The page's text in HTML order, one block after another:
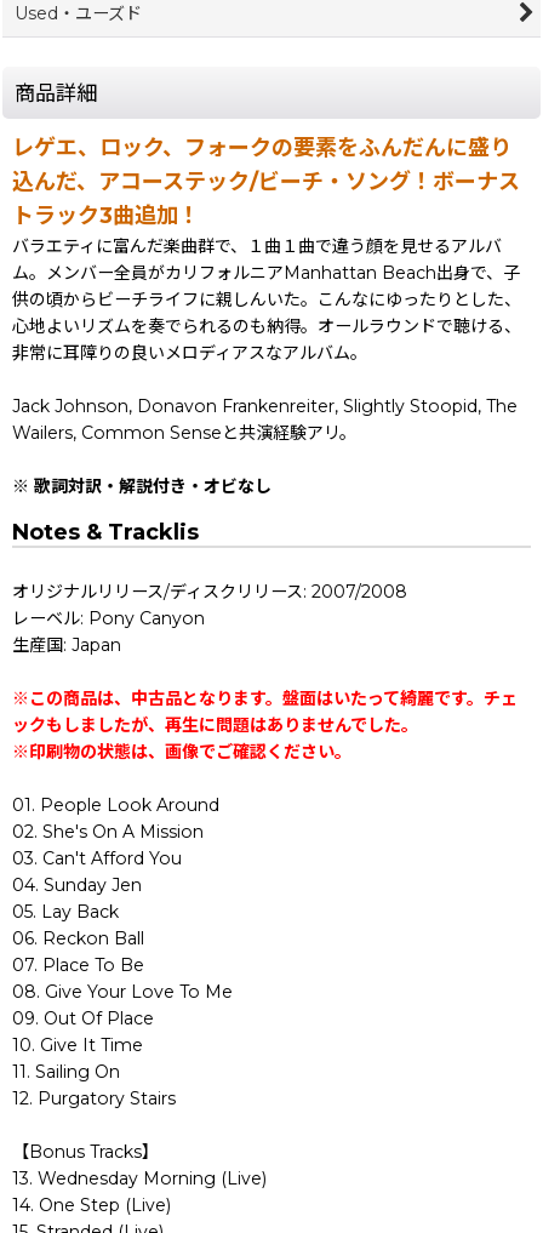
Used・ユーズド
商品詳細
レゲエ、ロック、フォークの要素をふんだんに盛り
込んだ、アコーステック/ビーチ・ソング！ボーナス
トラック3曲追加！
バラエティに富んだ楽曲群で、１曲１曲で違う顔を見せるアルバ
ム。メンバー全員がカリフォルニアManhattan Beach出身で、子
供の頃からビーチライフに親しんいた。こんなにゆったりとした、
心地よいリズムを奏でられるのも納得。オールラウンドで聴ける、
非常に耳障りの良いメロディアスなアルバム。
Jack Johnson, Donavon Frankenreiter, Slightly Stoopid, The
Wailers, Common Senseと共演経験アリ。
※ 歌詞対訳・解説付き・オビなし
Notes & Tracklis
オリジナルリリース/ディスクリリース: 2007/2008
レーベル: Pony Canyon
生産国: Japan
※この商品は、中古品となります。盤面はいたって綺麗です。チェ
ックもしましたが、再生に問題はありませんでした。
※印刷物の状態は、画像でご確認ください。
01. People Look Around
02. She's On A Mission
03. Can't Afford You
04. Sunday Jen
05. Lay Back
06. Reckon Ball
07. Place To Be
08. Give Your Love To Me
09. Out Of Place
10. Give It Time
11. Sailing On
12. Purgatory Stairs
【Bonus Tracks】
13. Wednesday Morning (Live)
14. One Step (Live)